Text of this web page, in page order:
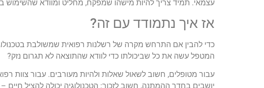
עצמאי. תמיד צריך להיות מישהו שמפקח, מחליט ומוודא שהשימוש
אז איך נתמודד עם זה?
כדי להבין אם התרחש מקרה של רשלנות רפואית שמשולבת
המטפל עשה את כל שביכולתו כדי לוודא שהתוצאה לא תגרום נזק?
עבור מטופלים, חשוב לשאול שאלות ולהיות מעורבים. עבור צוות
יושבים בחדר ההמתנה, חשוב לזכור: הטכנולוגיה יכולה להציל חיים